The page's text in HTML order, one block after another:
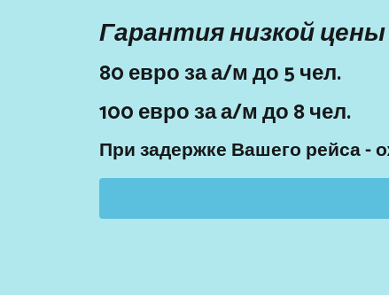
Гарантия низкой
80 евро за а/м до 5 чел.
100 евро за а/м до 8 чел.
При задержке Вашего рейса -